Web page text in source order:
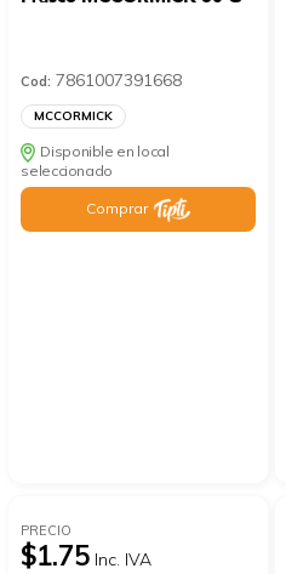
Cod: 7861007391668
MCCORMICK
Disponible en local
seleccionado
Comprar
PRECIO
$1.75 Inc. IVA